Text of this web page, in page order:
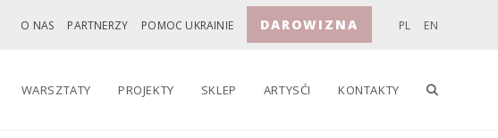
O NAS PARTNERZY POMOC UKRAINIE DAROWIZNA PL EN
WARSZTATY PROJEKTY SKLEP ARTYSĆI KONTAKTY TOGGLE